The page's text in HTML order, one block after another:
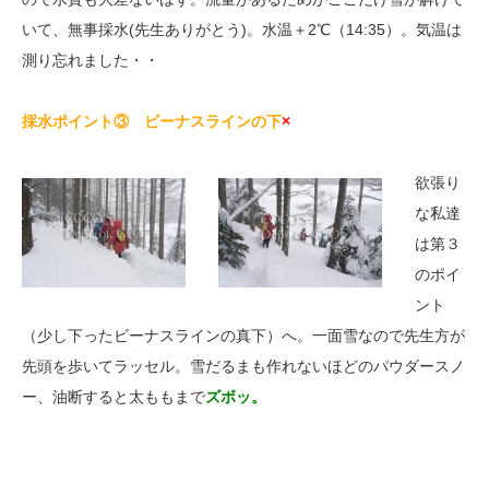
いて、無事採水(先生ありがとう)。水温＋2℃（14:35）。気温は
測り忘れました・・
採水ポイント③ ビーナスラインの下×
欲張り
な私達
は第３
のポイ
ント
（少し下ったビーナスラインの真下）へ。一面雪なので先生方が
先頭を歩いてラッセル。雪だるまも作れないほどのパウダースノ
ー、油断すると太ももまでズボッ。